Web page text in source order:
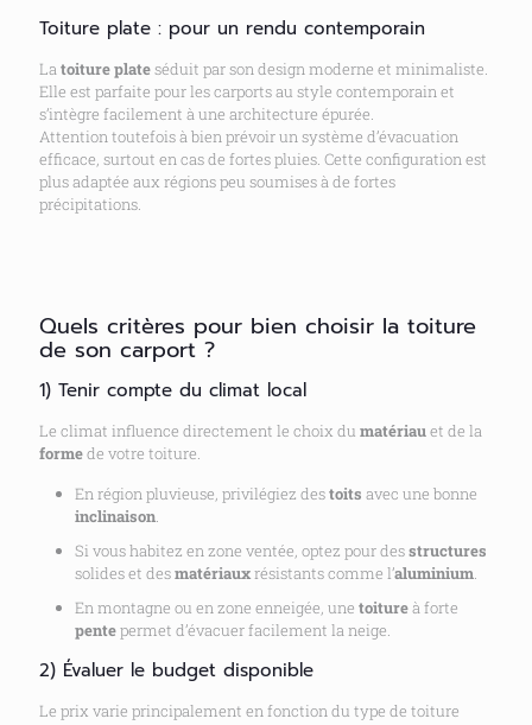
Toiture plate : pour un rendu contemporain
Latoiture plateséduit par son design moderne et minimaliste.
Elle est parfaite pour les carports au style contemporain et
s’intègre facilement à une architecture épurée.
Attention toutefois à bien prévoir un système d’évacuation
efficace, surtout en cas de fortes pluies. Cette configuration est
plus adaptée aux régions peu soumises à de fortes
précipitations.
Quels critères pour bien choisir la toiture
de son carport ?
1) Tenir compte du climat local
Le climat influence directement le choix du matériauet de la
formede votre toiture.
En région pluvieuse, privilégiez destoits avec une bonne
inclinaison.
Si vous habitez en zone ventée, optez pour desstructures
solides et desmatériauxrésistants comme l’aluminium.
En montagne ou en zone enneigée, une toitureà forte
pentepermet d’évacuer facilement la neige.
2) Évaluer le budget disponible
Le prix varie principalement en fonction du type de toiture